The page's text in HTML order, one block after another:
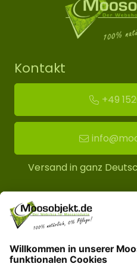
Kontakt
+49
Versand in ganz
Kundenservice
Informationen